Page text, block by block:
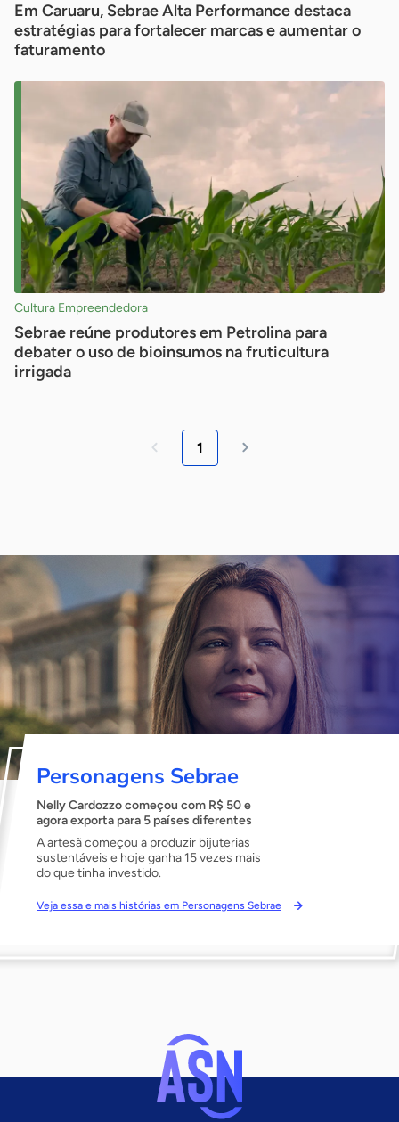
Em Caruaru, Sebrae Alta Performance destaca
estratégias para fortalecer marcas e aumentar o
faturamento
Cultura Empreendedora
Sebrae reúne produtores em Petrolina para
debater o uso de bioinsumos na fruticultura
irrigada
1
Personagens Sebrae
Nelly Cardozzo começou com R$ 50 e
agora exporta para 5 países diferentes
A artesã começou a produzir bijuterias
sustentáveis e hoje ganha 15 vezes mais
do que tinha investido.
Veja essa e mais histórias em Personagens Sebrae